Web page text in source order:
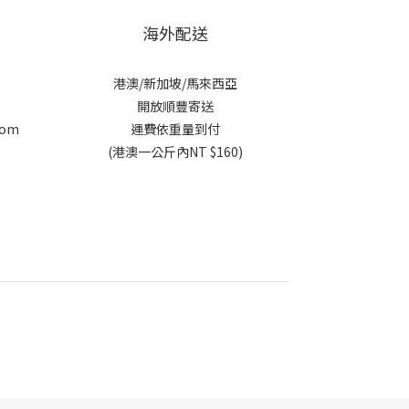
海外配送
港澳/新加坡/馬來西亞
開放順豐寄送
運費依重量到付
(港澳一公斤內NT $160)